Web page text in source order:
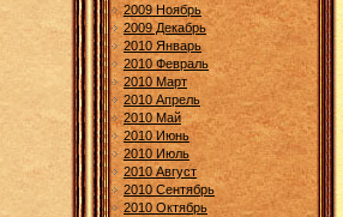
2009 Ноябрь
2009 Декабрь
2010 Январь
2010 Февраль
2010 Март
2010 Апрель
2010 Май
2010 Июнь
2010 Июль
2010 Август
2010 Сентябрь
2010 Октябрь